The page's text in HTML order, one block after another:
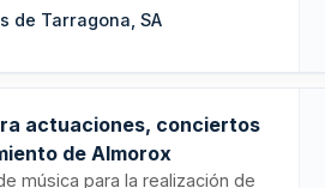
Las ceremonias se
así como en espacios al
toda la duración del contrato.
de Tarragona, SA
actuaciones, conciertos
de Almorox
música para la realización de